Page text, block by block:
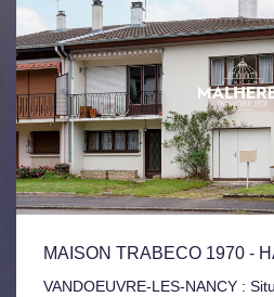
MAISON TRABECO 1970 -
VANDOEUVRE-LES-NANCY :